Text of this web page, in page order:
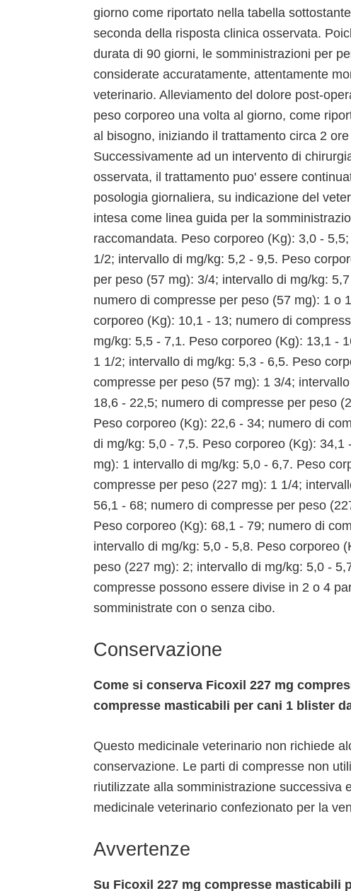
giorno come riportato nella tabella
seconda della risposta clinica osservata.
durata di 90 giorni, le somministrazioni per
considerate accuratamente, attentamente
veterinario. Alleviamento del dolore post-
peso corporeo una volta al giorno, come
al bisogno, iniziando il trattamento circa 2
Successivamente ad un intervento di
osservata, il trattamento puo' essere
posologia giornaliera, su indicazione del
intesa come linea guida per la
raccomandata. Peso corporeo (Kg): 3,0 -
1/2; intervallo di mg/kg: 5,2 - 9,5. Peso
per peso (57 mg): 3/4; intervallo di mg/kg:
numero di compresse per peso (57 mg): 1 o
corporeo (Kg): 10,1 - 13; numero di
mg/kg: 5,5 - 7,1. Peso corporeo (Kg): 13,1 -
1 1/2; intervallo di mg/kg: 5,3 - 6,5. Peso
compresse per peso (57 mg): 1 3/4;
18,6 - 22,5; numero di compresse per peso
Peso corporeo (Kg): 22,6 - 34; numero di
di mg/kg: 5,0 - 7,5. Peso corporeo (Kg):
mg): 1 intervallo di mg/kg: 5,0 - 6,7. Peso
compresse per peso (227 mg): 1 1/4;
56,1 - 68; numero di compresse per peso
Peso corporeo (Kg): 68,1 - 79; numero di
intervallo di mg/kg: 5,0 - 5,8. Peso corporeo
peso (227 mg): 2; intervallo di mg/kg: 5,0 -
compresse possono essere divise in 2 o 4
somministrate con o senza cibo.
Conservazione
Come si conserva Ficoxil 227 mg
compresse masticabili per cani 1 blister
Questo medicinale veterinario non richiede
conservazione. Le parti di compresse non
riutilizzate alla somministrazione successiva
medicinale veterinario confezionato per la
Avvertenze
Su Ficoxil 227 mg compresse masticabili